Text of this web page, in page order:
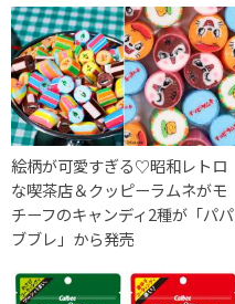
絵柄が可愛すぎる♡昭和レトロ
な喫茶店＆クッピーラムネがモ
チーフのキャンディ2種が「パパ
ブブレ」から発売